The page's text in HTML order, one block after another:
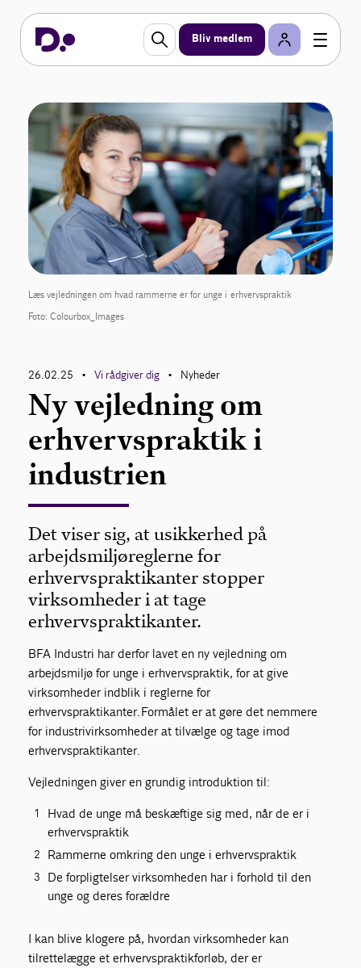
Bliv medlem
Læs vejledningen om hvad rammerne er for unge i erhvervspraktik
Foto: Colourbox_Images
26.02.25 • Vi rådgiver dig • Nyheder
Ny vejledning om
erhvervspraktik i
industrien
Det viser sig, at usikkerhed på
arbejdsmiljøreglerne for
erhvervspraktikanter stopper
virksomheder i at tage
erhvervspraktikanter.
BFA Industri har derfor lavet en ny vejledning om
arbejdsmiljø for unge i erhvervspraktik, for at give
virksomheder indblik i reglerne for
erhvervspraktikanter. Formålet er at gøre det nemmere
for industrivirksomheder at tilvælge og tage imod
erhvervspraktikanter.
Vejledningen giver en grundig introduktion til:
Hvad de unge må beskæftige sig med, når de er i
erhvervspraktik
Rammerne omkring den unge i erhvervspraktik
De forpligtelser virksomheden har i forhold til den
unge og deres forældre
I kan blive klogere på, hvordan virksomheder kan
tilrettelægge et erhvervspraktikforløb, der er